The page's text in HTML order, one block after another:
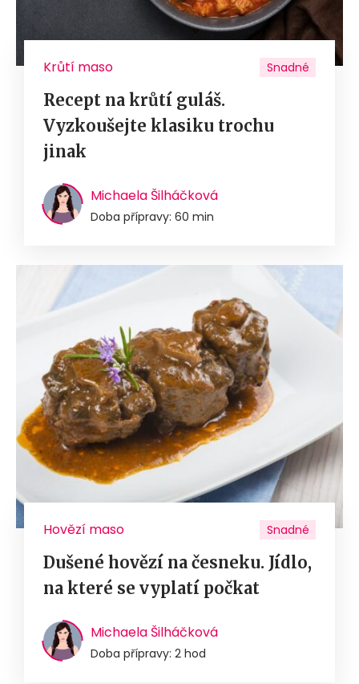
Krůtí maso Snadné
Recept na krůtí guláš.
Vyzkoušejte klasiku trochu
jinak
Michaela Šilháčková
Doba přípravy: 60 min
Hovězí maso Snadné
Dušené hovězí na česneku. Jídlo,
na které se vyplatí počkat
Michaela Šilháčková
Doba přípravy: 2 hod